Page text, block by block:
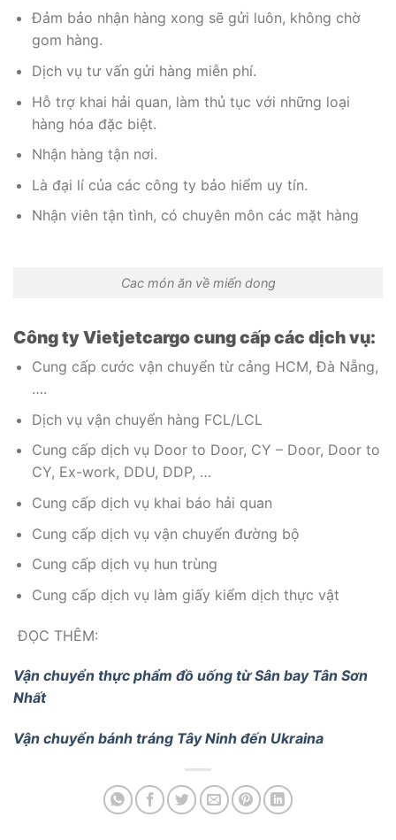
Đảm bảo nhận hàng xong sẽ gửi luôn, không chờ
gom hàng.
Dịch vụ tư vấn gửi hàng miễn phí.
Hỗ trợ khai hải quan, làm thủ tục với những loại
hàng hóa đặc biệt.
Nhận hàng tận nơi.
Là đại lí của các công ty bảo hiểm uy tín.
Nhận viên tận tình, có chuyên môn các mặt hàng
Cac món ăn về miến dong
Công ty Vietjetcargo cung cấp các dịch vụ:
Cung cấp cước vận chuyển từ cảng HCM, Đà Nẵng,
….
Dịch vụ vận chuyển hàng FCL/LCL
Cung cấp dịch vụ Door to Door, CY – Door, Door to
CY, Ex-work, DDU, DDP, …
Cung cấp dịch vụ khai báo hải quan
Cung cấp dịch vụ vận chuyển đường bộ
Cung cấp dịch vụ hun trùng
Cung cấp dịch vụ làm giấy kiểm dịch thực vật
ĐỌC THÊM:
Vận chuyển thực phẩm đồ uống từ Sân bay Tân Sơn
Nhất
Vận chuyển bánh tráng Tây Ninh đến Ukraina